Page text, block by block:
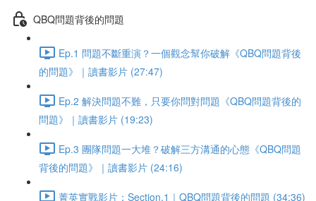
QBQ問題背後的問題
Ep.1 問題不斷重演？一個觀念幫你破解《QBQ問題背後
的問題》｜讀書影片 (27:47)
Ep.2 解決問題不難，只要你問對問題《QBQ問題背後的
問題》｜讀書影片 (19:23)
Ep.3 團隊問題一大堆？破解三方溝通的心態《QBQ問題
背後的問題》｜讀書影片 (24:16)
菁英實戰影片：Section.1｜QBQ問題背後的問題 (34:36)